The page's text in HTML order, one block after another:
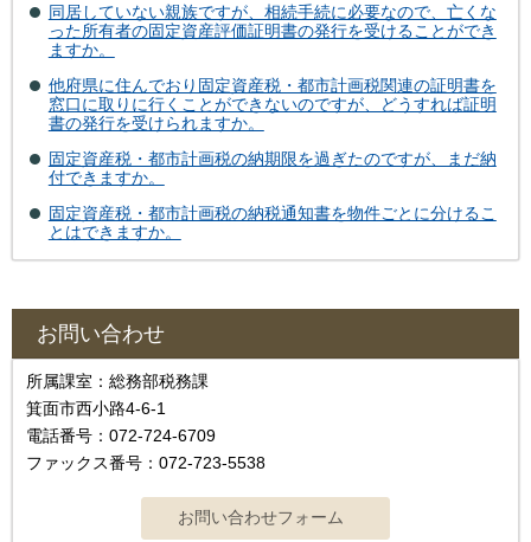
同居していない親族ですが、相続手続に必要なので、亡くな
った所有者の固定資産評価証明書の発行を受けることができ
ますか。
他府県に住んでおり固定資産税・都市計画税関連の証明書を
窓口に取りに行くことができないのですが、どうすれば証明
書の発行を受けられますか。
固定資産税・都市計画税の納期限を過ぎたのですが、まだ納
付できますか。
固定資産税・都市計画税の納税通知書を物件ごとに分けるこ
とはできますか。
お問い合わせ
所属課室：総務部税務課
箕面市西小路4‐6‐1
電話番号：072-724-6709
ファックス番号：072-723-5538